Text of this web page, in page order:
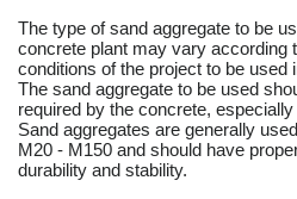
The type of sand aggregate to be
concrete plant may vary according
conditions of the project to be used
The sand aggregate to be used
required by the concrete,
Sand aggregates are generally
M20 - M150 and should have
durability and stability.